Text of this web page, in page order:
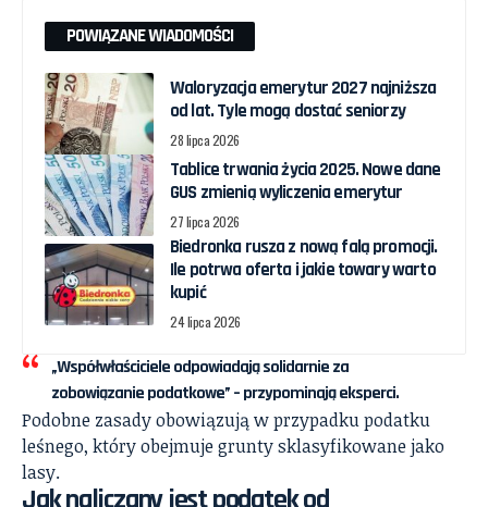
POWIĄZANE WIADOMOŚCI
Waloryzacja emerytur 2027 najniższa
od lat. Tyle mogą dostać seniorzy
28 lipca 2026
Tablice trwania życia 2025. Nowe dane
GUS zmienią wyliczenia emerytur
27 lipca 2026
Biedronka rusza z nową falą promocji.
Ile potrwa oferta i jakie towary warto
kupić
24 lipca 2026
„Współwłaściciele odpowiadają solidarnie za
zobowiązanie podatkowe” – przypominają eksperci.
Podobne zasady obowiązują w przypadku podatku
leśnego, który obejmuje grunty sklasyfikowane jako
lasy.